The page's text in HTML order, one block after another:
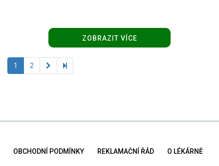
ZOBRAZIT VÍCE
1 2
OBCHODNÍ PODMÍNKY REKLAMAČNÍ ŘÁD O LÉKÁRNĚ